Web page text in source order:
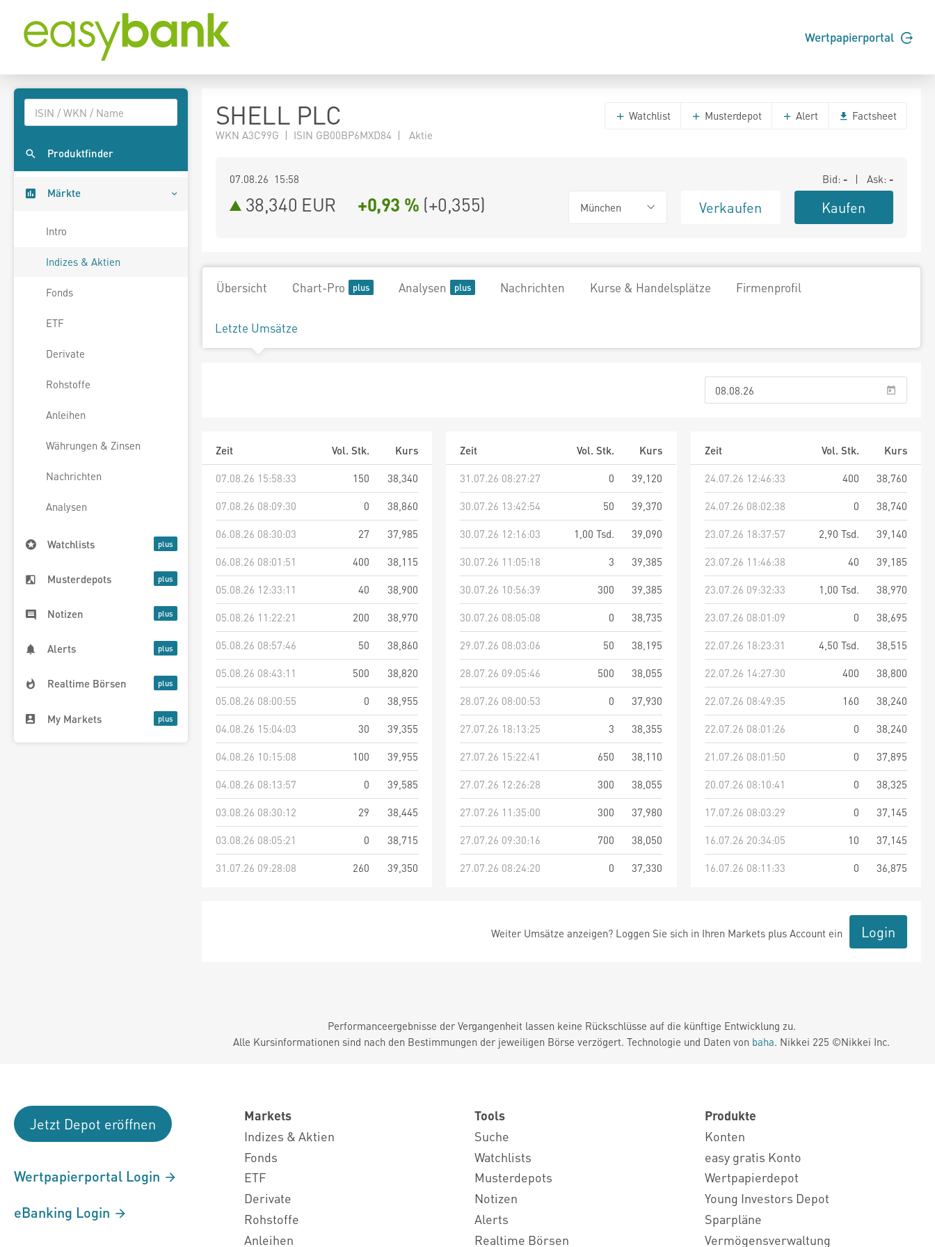
Wertpapierportal
Produktfinder
Märkte
Intro
Indizes & Aktien
Fonds
ETF
Derivate
Rohstoffe
Anleihen
Währungen & Zinsen
Nachrichten
Analysen
Watchlists
Musterdepots
Notizen
Alerts
Realtime Börsen
My Markets
SHELL PLC
WKN A3C99G | ISIN GB00BP6MXD84 | Aktie
Watchlist Musterdepot Alert Factsheet
07.08.26 15:58 Bid: - | Ask: -
38,340 EUR +0,93 % (+0,355) München Verkaufen Kaufen
Übersicht Chart-Pro Analysen Nachrichten Kurse & Handelsplätze Firmenprofil
Letzte Umsätze
Zeit Vol. Stk.
Kurs
07.08.26 15:58:33
150
38,340
07.08.26 08:09:30
0
38,860
06.08.26 08:30:03
27
37,985
06.08.26 08:01:51
400
38,115
05.08.26 12:33:11
40
38,900
05.08.26 11:22:21
200
38,970
05.08.26 08:57:46
50
38,860
05.08.26 08:43:11
500
38,820
05.08.26 08:00:55
0
38,955
04.08.26 15:04:03
30
39,355
04.08.26 10:15:08
100
39,955
04.08.26 08:13:57
0
39,585
03.08.26 08:30:12
29
38,445
03.08.26 08:05:21
0
38,715
31.07.26 09:28:08
260 39,350
Zeit Vol. Stk.
Kurs
31.07.26 08:27:27
0
39,120
30.07.26 13:42:54
50
39,370
30.07.26 12:16:03
1,00 Tsd.
39,090
30.07.26 11:05:18
3
39,385
30.07.26 10:56:39
300
39,385
30.07.26 08:05:08
0
38,735
29.07.26 08:03:06
50
38,195
28.07.26 09:05:46
500
38,055
28.07.26 08:00:53
0
37,930
27.07.26 18:13:25
3
38,355
27.07.26 15:22:41
650
38,110
27.07.26 12:26:28
300
38,055
27.07.26 11:35:00
300
37,980
27.07.26 09:30:16
700
38,050
27.07.26 08:24:20
0 37,330
Zeit Vol. Stk.
Kurs
24.07.26 12:46:33
400
38,760
24.07.26 08:02:38
0
38,740
23.07.26 18:37:57
2,90 Tsd.
39,140
23.07.26 11:46:38
40
39,185
23.07.26 09:32:33
1,00 Tsd.
38,970
23.07.26 08:01:09
0
38,695
22.07.26 18:23:31
4,50 Tsd.
38,515
22.07.26 14:27:30
400
38,800
22.07.26 08:49:35
160
38,240
22.07.26 08:01:26
0
38,240
21.07.26 08:01:50
0
37,895
20.07.26 08:10:41
0
38,325
17.07.26 08:03:29
0
37,145
16.07.26 20:34:05
10
37,145
16.07.26 08:11:33
0 36,875
Weiter Umsätze anzeigen? Loggen Sie sich in Ihren Markets plus Account ein Login
Performanceergebnisse der Vergangenheit lassen keine Rückschlüsse auf die künftige Entwicklung zu.
Alle Kursinformationen sind nach den Bestimmungen der jeweiligen Börse verzögert. Technologie und Daten von baha. Nikkei 225 ©Nikkei Inc.
Jetzt Depot eröffnen
Wertpapierportal Login
eBanking Login
Markets
Indizes & Aktien
Fonds
ETF
Derivate
Rohstoffe
Anleihen
Tools
Suche
Watchlists
Musterdepots
Notizen
Alerts
Realtime Börsen
Produkte
Konten
easy gratis Konto
Wertpapierdepot
Young Investors Depot
Sparpläne
Vermögensverwaltung